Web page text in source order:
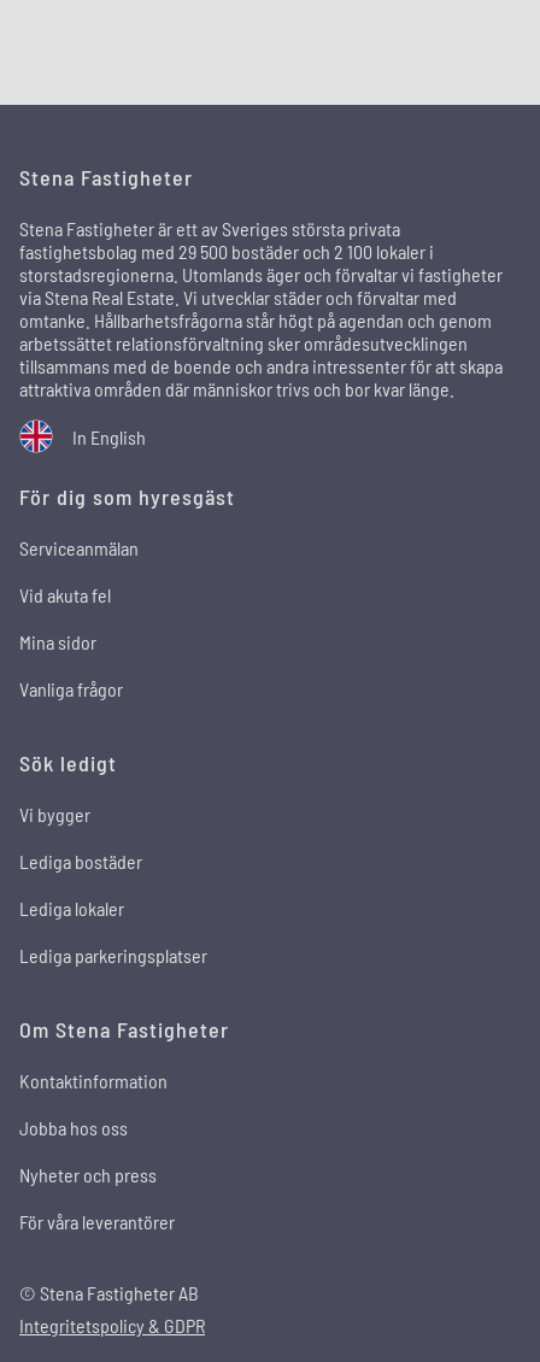
Stena Fastigheter
Stena Fastigheter är ett av Sveriges största privata
fastighetsbolag med 29 500 bostäder och 2 100 lokaler i
storstadsregionerna. Utomlands äger och förvaltar vi fastigheter
via Stena Real Estate. Vi utvecklar städer och förvaltar med
omtanke. Hållbarhetsfrågorna står högt på agendan och genom
arbetssättet relationsförvaltning sker områdesutvecklingen
tillsammans med de boende och andra intressenter för att skapa
attraktiva områden där människor trivs och bor kvar länge.
In English
För dig som hyresgäst
Serviceanmälan
Vid akuta fel
Mina sidor
Vanliga frågor
Sök ledigt
Vi bygger
Lediga bostäder
Lediga lokaler
Lediga parkeringsplatser
Om Stena Fastigheter
Kontaktinformation
Jobba hos oss
Nyheter och press
För våra leverantörer
© Stena Fastigheter AB
Integritetspolicy & GDPR